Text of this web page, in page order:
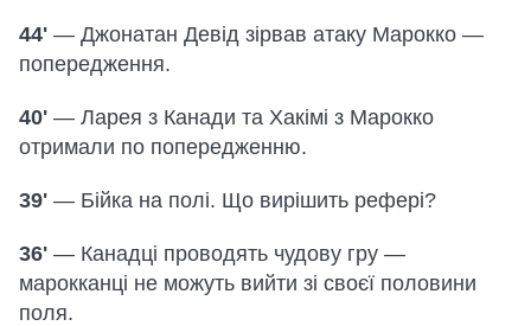
44' — Джонатан Девід зірвав атаку Марокко —
попередження.
40' — Ларея з Канади та Хакімі з Марокко
отримали по попередженню.
39' — Бійка на полі. Що вирішить рефері?
36' — Канадці проводять чудову гру —
марокканці не можуть вийти зі своєї половини
поля.